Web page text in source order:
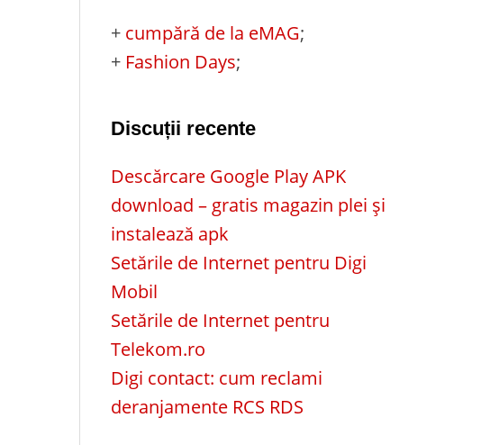
+ cumpără de la eMAG;
+ Fashion Days;
Discuții recente
Descărcare Google Play APK
download – gratis magazin plei și
instalează apk
Setările de Internet pentru Digi
Mobil
Setările de Internet pentru
Telekom.ro
Digi contact: cum reclami
deranjamente RCS RDS